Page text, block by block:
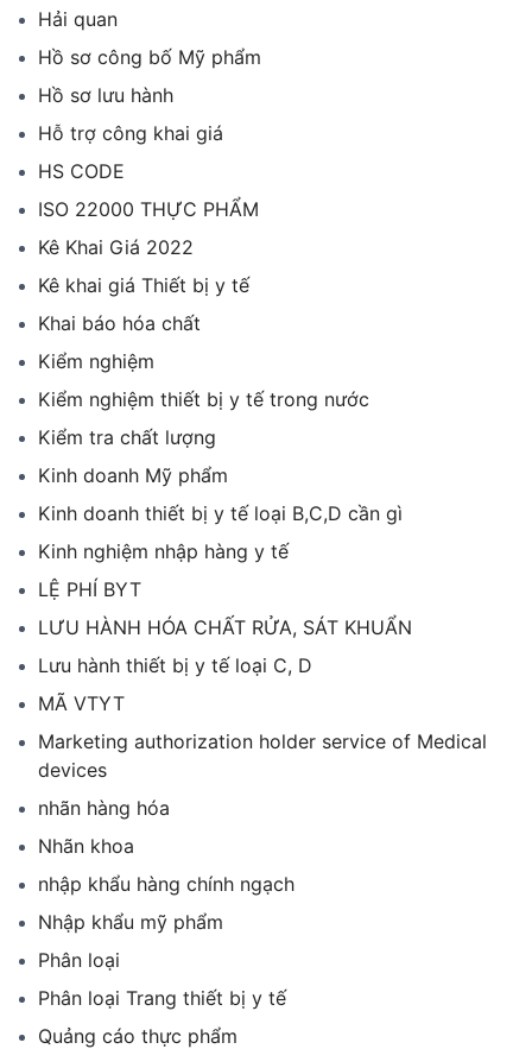
Hải quan
Hồ sơ công bố Mỹ phẩm
Hồ sơ lưu hành
Hỗ trợ công khai giá
HS CODE
ISO 22000 THỰC PHẨM
Kê Khai Giá 2022
Kê khai giá Thiết bị y tế
Khai báo hóa chất
Kiểm nghiệm
Kiểm nghiệm thiết bị y tế trong nước
Kiểm tra chất lượng
Kinh doanh Mỹ phẩm
Kinh doanh thiết bị y tế loại B,C,D cần gì
Kinh nghiệm nhập hàng y tế
LỆ PHÍ BYT
LƯU HÀNH HÓA CHẤT RỬA, SÁT KHUẨN
Lưu hành thiết bị y tế loại C, D
MÃ VTYT
Marketing authorization holder service of Medical
devices
nhãn hàng hóa
Nhãn khoa
nhập khẩu hàng chính ngạch
Nhập khẩu mỹ phẩm
Phân loại
Phân loại Trang thiết bị y tế
Quảng cáo thực phẩm